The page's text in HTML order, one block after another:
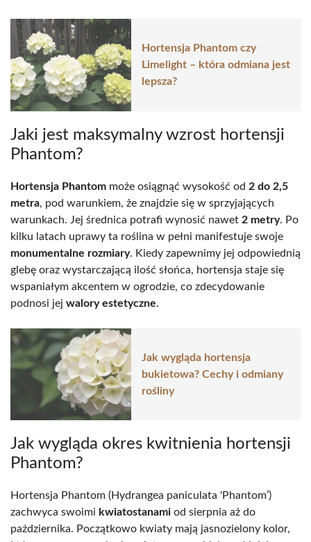
Hortensja Phantom czy
Limelight – która odmiana jest
lepsza?
Jaki jest maksymalny wzrost hortensji
Phantom?
Hortensja Phantom może osiągnąć wysokość od 2 do 2,5
metra, pod warunkiem, że znajdzie się w sprzyjających
warunkach. Jej średnica potrafi wynosić nawet 2 metry. Po
kilku latach uprawy ta roślina w pełni manifestuje swoje
monumentalne rozmiary. Kiedy zapewnimy jej odpowiednią
glebę oraz wystarczającą ilość słońca, hortensja staje się
wspaniałym akcentem w ogrodzie, co zdecydowanie
podnosi jej walory estetyczne.
Jak wygląda hortensja
bukietowa? Cechy i odmiany
rośliny
Jak wygląda okres kwitnienia hortensji
Phantom?
Hortensja Phantom (Hydrangea paniculata 'Phantom’)
zachwyca swoimi kwiatostanami od sierpnia aż do
października. Początkowo kwiaty mają jasnozielony kolor,